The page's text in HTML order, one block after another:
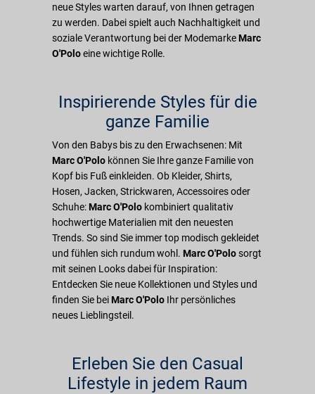
neue Styles warten darauf, von Ihnen getragen
zu werden. Dabei spielt auch Nachhaltigkeit und
soziale Verantwortung bei der Modemarke Marc
O'Poloeine wichtige Rolle.
Inspirierende Styles für die
ganze Familie
Von den Babys bis zu den Erwachsenen: Mit
Marc O'Polo können Sie Ihre ganze Familie von
Kopf bis Fuß einkleiden. Ob Kleider, Shirts,
Hosen, Jacken, Strickwaren, Accessoires oder
Schuhe: Marc O'Polo kombiniert qualitativ
hochwertige Materialien mit den neuesten
Trends. So sind Sie immer top modisch gekleidet
und fühlen sich rundum wohl. Marc O'Polosorgt
mit seinen Looks dabei für Inspiration:
Entdecken Sie neue Kollektionen und Styles und
finden Sie bei Marc O'Polo Ihr persönliches
neues Lieblingsteil.
Erleben Sie den Casual
Lifestyle in jedem Raum